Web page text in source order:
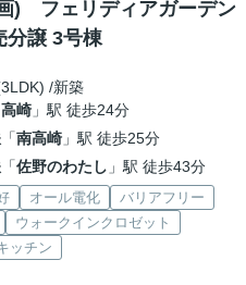
) フェリディアガーデン
分譲 3号棟
/新築
高崎」駅 徒歩24分
「南高崎」駅 徒歩25分
「佐野のわたし 」駅 徒歩43分
オール電化
バリアフリー
ウォークインクロゼット
ッチン